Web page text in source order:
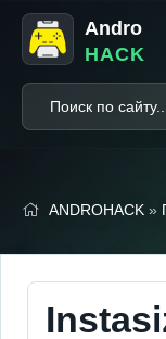
Andro
HACK
ANDROHACK »